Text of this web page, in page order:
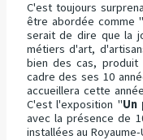
C'est toujours
être abordée comme
serait de dire que la
métiers d'art,
bien des cas, produit
cadre des ses 10
accueillera cette
C'est l'exposition "Un
avec la présence de
installées au Royaume-